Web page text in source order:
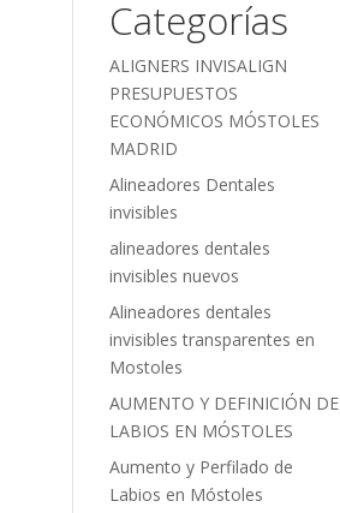
Categorías
ALIGNERS INVISALIGN
PRESUPUESTOS
ECONÓMICOS MÓSTOLES
MADRID
Alineadores Dentales
invisibles
alineadores dentales
invisibles nuevos
Alineadores dentales
invisibles transparentes en
Mostoles
AUMENTO Y DEFINICIÓN DE
LABIOS EN MÓSTOLES
Aumento y Perfilado de
Labios en Móstoles